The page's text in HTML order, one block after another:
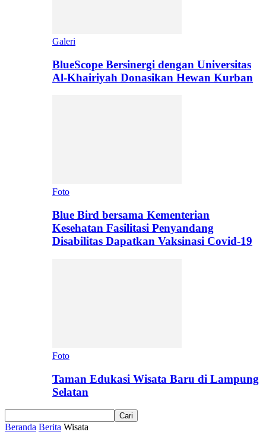
Galeri
BlueScope Bersinergi dengan Universitas
Al-Khairiyah Donasikan Hewan Kurban
Foto
Blue Bird bersama Kementerian
Kesehatan Fasilitasi Penyandang
Disabilitas Dapatkan Vaksinasi Covid-19
Foto
Taman Edukasi Wisata Baru di Lampung
Selatan
Beranda Berita Wisata